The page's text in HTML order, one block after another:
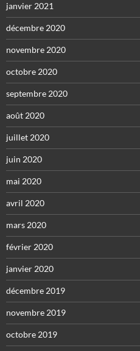
janvier 2021
décembre 2020
novembre 2020
octobre 2020
septembre 2020
août 2020
juillet 2020
juin 2020
mai 2020
avril 2020
mars 2020
février 2020
janvier 2020
décembre 2019
novembre 2019
octobre 2019